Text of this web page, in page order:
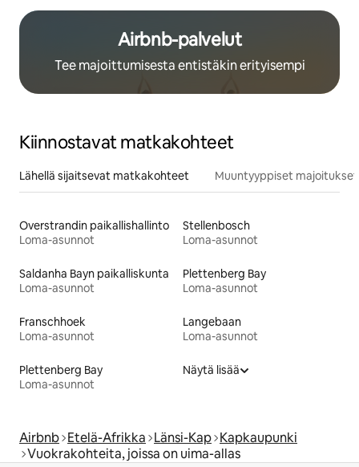
Airbnb-palvelut
Tee majoittumisesta entistäkin erityisempi
Kiinnostavat matkakohteet
Lähellä sijaitsevat matkakohteet Muuntyyppiset majoitukset
Overstrandin paikallishallinto
Loma-asunnot
Stellenbosch
Loma-asunnot
Saldanha Bayn paikalliskunta
Loma-asunnot
Plettenberg Bay
Loma-asunnot
Franschhoek
Loma-asunnot
Langebaan
Loma-asunnot
Plettenberg Bay
Loma-asunnot
Näytä lisää
Airbnb Etelä-Afrikka Länsi-Kap Kapkaupunki
Vuokrakohteita, joissa on uima-allas